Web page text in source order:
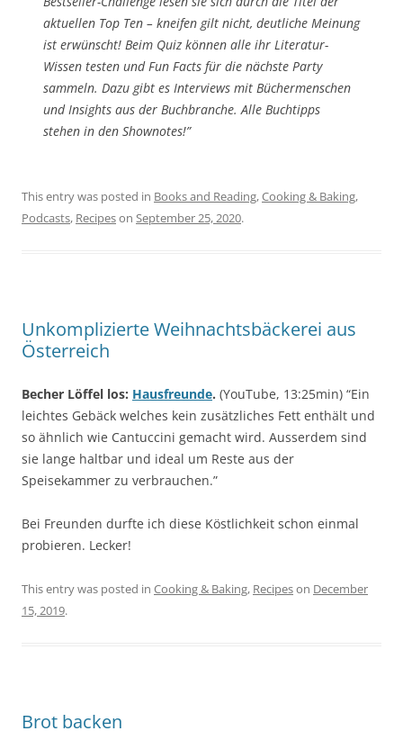
aktuellen Top Ten – kneifen gilt nicht, deutliche Meinung
ist erwünscht! Beim Quiz können alle ihr Literatur-
Wissen testen und Fun Facts für die nächste Party
sammeln. Dazu gibt es Interviews mit Büchermenschen
und Insights aus der Buchbranche. Alle Buchtipps
stehen in den Shownotes!”
This entry was posted in Books and Reading,Cooking & Baking,
Podcasts, Recipeson September 25, 2020.
Unkomplizierte Weihnachtsbäckerei aus
Österreich
Becher Löffel los: Hausfreunde. (YouTube, 13:25min) “Ein
leichtes Gebäck welches kein zusätzliches Fett enthält und
so ähnlich wie Cantuccini gemacht wird. Ausserdem sind
sie lange haltbar und ideal um Reste aus der
Speisekammer zu verbrauchen.”
Bei Freunden durfte ich diese Köstlichkeit schon einmal
probieren. Lecker!
This entry was posted in Cooking & Baking, Recipeson December
15, 2019.
Brot backen